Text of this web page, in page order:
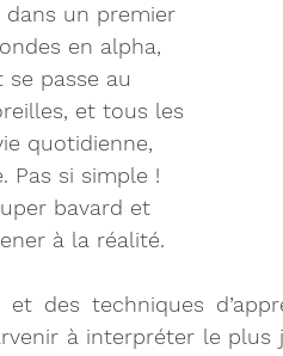
un premier
en alpha,
se passe au
et tous les
quotidienne,
Pas si simple !
bavard et
à la réalité.
des techniques
à interpréter le plus